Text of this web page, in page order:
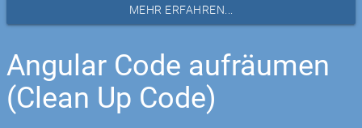
MEHR ERFAHREN...
Angular Code aufräumen
(Clean Up Code)